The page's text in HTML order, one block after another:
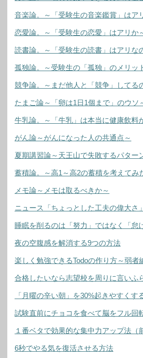
音楽論。～「受験生の音楽鑑賞」はア
恋愛論。～「受験生の恋愛」はアリか
読書論。～「受験生の読書」はアリな
孤独論。～受験生の「孤独」のメリッ
競争論。～まだ他人と「競争」してる
たまご論～「卵は1日1個まで」のウソ
牛乳論。～「牛乳」は本当に健康飲料
がん論～がんになった人の共通点～
夏期講習論～天王山で失敗するパター
蓄積論。～高1～高2の蓄積を考えてみ
メモ論～メモは取るべきか～
ニュース「ちょっとした工夫の偉大さ」
睡眠を削るのは「努力」ではなく「怠
夜の空腹感を解消する9つの方法
楽しく勉強できるTodoの作り方～弱者
合格したいなら志望校を周りに言いふ
「月曜の辛い朝」を30%起きやすくす
試験直前にチョコを食べて脳をフル回
１番ベタで効果的な集中力アップ法（
6秒でやる気を復活させる方法